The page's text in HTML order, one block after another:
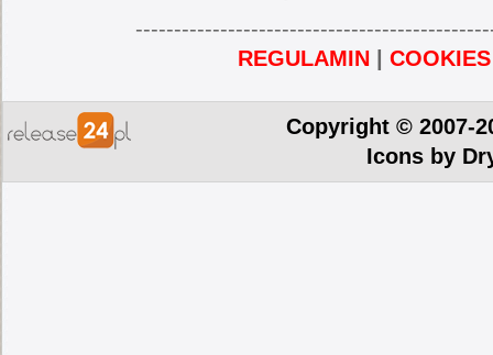
REGULAMIN
COOKIES
Copyright © 2007-
Icons by